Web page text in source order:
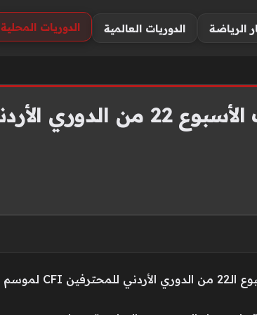
الرياضة الدوريات العالمية الدوريات المحلية
للمحترفين الخميس